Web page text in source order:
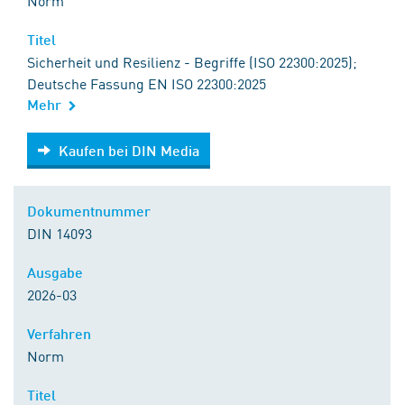
Sicherheit und Resilienz - Begriffe (ISO 22300:2025);
Deutsche Fassung EN ISO 22300:2025
Mehr
Kaufen bei DIN Media
Kaufen bei DIN Media
DIN 14093
2026-03
Norm